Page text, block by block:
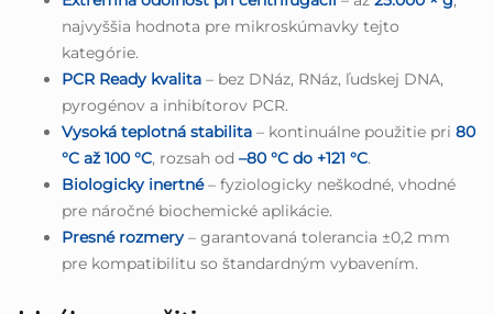
najvyššia hodnota pre mikroskúmavky tejto
kategórie.
PCR Ready kvalita – bez DNáz, RNáz, ľudskej DNA,
pyrogénov a inhibítorov PCR.
Vysoká teplotná stabilita – kontinuálne použitie pri 80
°C až 100 °C, rozsah od –80 °C do +121 °C.
Biologicky inertné– fyziologicky neškodné, vhodné
pre náročné biochemické aplikácie.
Presné rozmery– garantovaná tolerancia ±0,2 mm
pre kompatibilitu so štandardným vybavením.